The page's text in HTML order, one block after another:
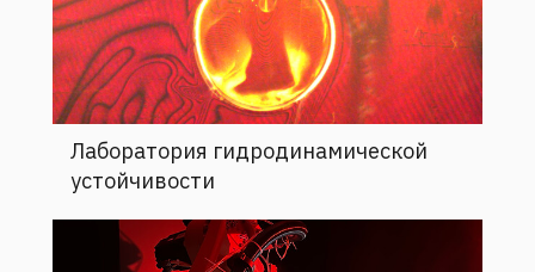
Лаборатория гидродинамической
устойчивости